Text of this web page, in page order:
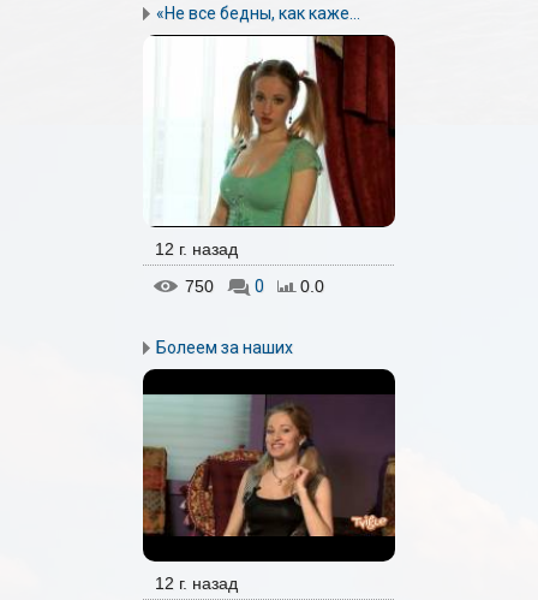
«Не все бедны, как каже...
12 г. назад
750
0 0.0
Болеем за наших
12 г. назад